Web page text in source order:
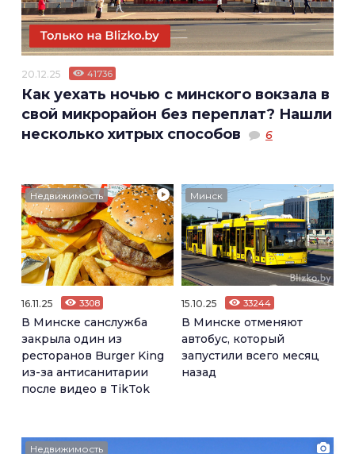
20.12.25 41736
Как уехать ночью с минского вокзала в
свой микрорайон без переплат? Нашли
несколько хитрых способов
6
Недвижимость
16.11.25 3308
В Минске санслужба
закрыла один из
ресторанов Burger King
из-за антисанитарии
после видео в TikTok
Минск
15.10.25 33244
В Минске отменяют
автобус, который
запустили всего месяц
назад
Недвижимость